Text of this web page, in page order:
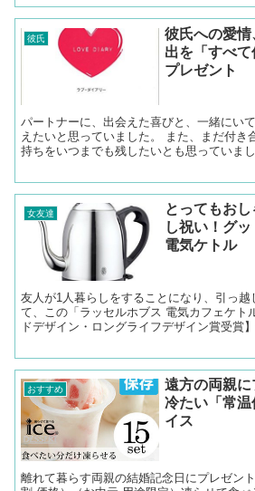
彼氏
彼氏への愛
出を「すべて
プレゼント
パートナーに、出会えた喜びと、一緒にい
えたいと思っていました。 また、まだ付き
持ちをいつまでも残したいとも思っていま
って３ヶ月後くらいに、ネットサーフィン
女友達
とってもお
し祝い！グ
電気ケトル
友人が1人暮らしをすることになり、引っ越
て、この「ラッセルホブス 電気カフェケト
ドデザイン・ロングライフデザイン賞受賞
おすすめ
遠方の両親
冷たい「常
イス
離れて暮らす両親の結婚記念日にプレゼン